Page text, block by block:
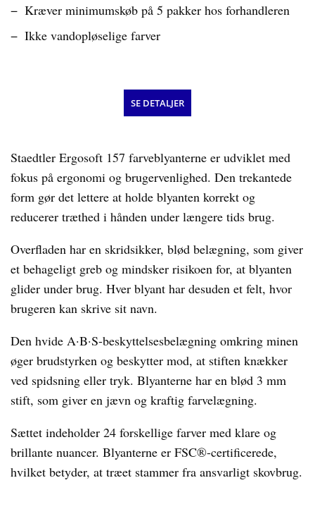
Staedtler Ergosoft 157 farveblyanterne er udviklet med
fokus på ergonomi og brugervenlighed. Den trekantede
form gør det lettere at holde blyanten korrekt og
reducerer træthed i hånden under længere tids brug.
Overfladen har en skridsikker, blød belægning, som giver
et behageligt greb og mindsker risikoen for, at blyanten
glider under brug. Hver blyant har desuden et felt, hvor
brugeren kan skrive sit navn.
Den hvide A·B·S-beskyttelsesbelægning omkring minen
øger brudstyrken og beskytter mod, at stiften knækker
ved spidsning eller tryk. Blyanterne har en blød 3 mm
stift, som giver en jævn og kraftig farvelægning.
Sættet indeholder 24 forskellige farver med klare og
brillante nuancer. Blyanterne er FSC®-certificerede,
hvilket betyder, at træet stammer fra ansvarligt skovbrug.
Kræver minimumskøb på 5 pakker hos forhandleren
Ikke vandopløselige farver
SE DETALJER